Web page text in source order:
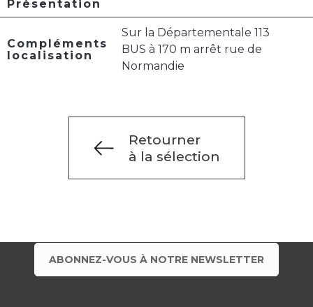
Présentation
Compléments
localisation
Sur la Départementale 113
BUS à 170 m arrêt rue de
Normandie
Retourner
à la sélection
ABONNEZ-VOUS À NOTRE NEWSLETTER